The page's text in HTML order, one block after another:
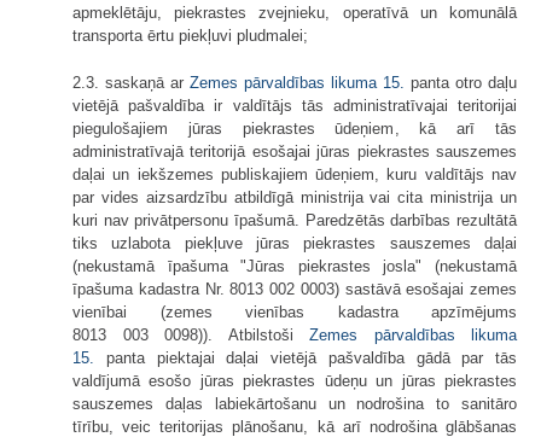
apmeklētāju, piekrastes zvejnieku, operatīvā un komunālā
transporta ērtu piekļuvi pludmalei;
2.3. saskaņā ar Zemes pārvaldības likuma 15. panta otro daļu
vietējā pašvaldība ir valdītājs tās administratīvajai teritorijai
piegulošajiem jūras piekrastes ūdeņiem, kā arī tās
administratīvajā teritorijā esošajai jūras piekrastes sauszemes
daļai un iekšzemes publiskajiem ūdeņiem, kuru valdītājs nav
par vides aizsardzību atbildīgā ministrija vai cita ministrija un
kuri nav privātpersonu īpašumā. Paredzētās darbības rezultātā
tiks uzlabota piekļuve jūras piekrastes sauszemes daļai
(nekustamā īpašuma "Jūras piekrastes josla" (nekustamā
īpašuma kadastra Nr. 8013 002 0003) sastāvā esošajai zemes
vienībai (zemes vienības kadastra apzīmējums
8013 003 0098)). Atbilstoši Zemes pārvaldības likuma
15.
panta piektajai daļai vietējā pašvaldība gādā par tās
valdījumā esošo jūras piekrastes ūdeņu un jūras piekrastes
sauszemes daļas labiekārtošanu un nodrošina to sanitāro
tīrību, veic teritorijas plānošanu, kā arī nodrošina glābšanas